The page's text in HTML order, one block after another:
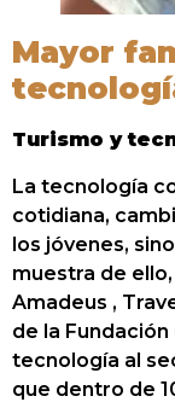
Mayor
Turismo y
La tecnología
cotidiana,
los jóvenes,
muestra de
Amadeus ,
de la
tecnología al
que dentro de